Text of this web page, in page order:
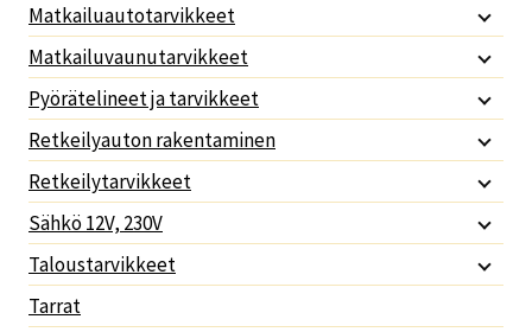
Matkailuautotarvikkeet
Matkailuvaunutarvikkeet
Pyörätelineet ja tarvikkeet
Retkeilyauton rakentaminen
Retkeilytarvikkeet
Sähkö 12V, 230V
Taloustarvikkeet
Tarrat